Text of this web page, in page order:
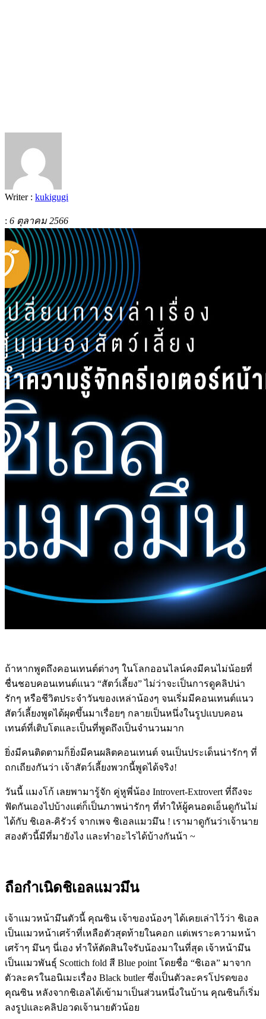
Writer : kukigugi
: 6 ตุลาคม 2566
ถ้าหากพูดถึงคอนเทนต์ต่างๆ ในโลกออนไลน์คงมีคนไม่น้อยที่
ชื่นชอบคอนเทนต์แนว “สัตว์เลี้ยง” ไม่ว่าจะเป็นการดูคลิปน่า
รักๆ หรือชีวิตประจำวันของเหล่าน้องๆ จนเริ่มมีคอนเทนต์แนว
สัตว์เลี้ยงพูดได้ผุดขึ้นมาเรื่อยๆ กลายเป็นหนึ่งในรูปแบบคอน
เทนต์ที่เติบโตและเป็นที่พูดถึงเป็นจำนวนมาก
ยิ่งมีคนติดตามก็ยิ่งมีคนผลิตคอนเทนต์ จนเป็นประเด็นน่ารักๆ ที่
ถกเถียงกันว่า เจ้าสัตว์เลี้ยงพวกนี้พูดได้จริง!
วันนี้ แมงโก้ เลยพามารู้จัก คู่หูพี่น้อง Introvert-Extrovert ที่ถึงจะ
ฟัดกันเองไปบ้างแต่ก็เป็นภาพน่ารักๆ ที่ทำให้ผู้คนอดเอ็นดูกันไม่
ได้กับ ชิเอล-คิรัวร์ จากเพจ ชิเอลแมวมึน ! เรามาดูกันว่าเจ้านาย
สองตัวนี้มีที่มายังไง และทำอะไรได้บ้างกันน้า ~
ถือกำเนิดชิเอลแมวมึน
เจ้าแมวหน้ามึนตัวนี้ คุณซิน เจ้าของน้องๆ ได้เคยเล่าไว้ว่า ชิเอล
เป็นแมวหน้าเศร้าที่เหลือตัวสุดท้ายในคอก แต่เพราะความหน้า
เศร้าๆ มึนๆ นี่เอง ทำให้ตัดสินใจรับน้องมาในที่สุด เจ้าหน้ามึน
เป็นแมวพันธุ์ Scottich fold สี Blue point โดยชื่อ “ชิเอล” มาจาก
ตัวละครในอนิเมะเรื่อง Black butler ซึ่งเป็นตัวละครโปรดของ
คุณซิน หลังจากชิเอลได้เข้ามาเป็นส่วนหนึ่งในบ้าน คุณซินก็เริ่ม
ลงรูปและคลิปอวดเจ้านายตัวน้อย